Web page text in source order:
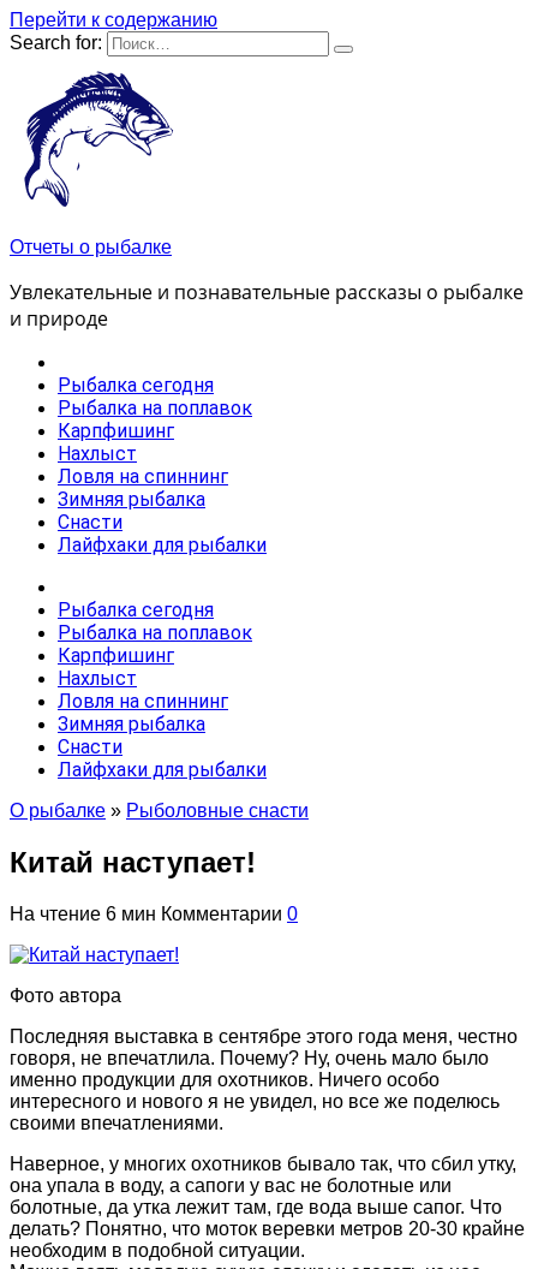
Перейти к содержанию
Search for:
Отчеты о рыбалке
Увлекательные и познавательные рассказы о рыбалке
и природе
Рыбалка сегодня
Рыбалка на поплавок
Карпфишинг
Нахлыст
Ловля на спиннинг
Зимняя рыбалка
Снасти
Лайфхаки для рыбалки
Рыбалка сегодня
Рыбалка на поплавок
Карпфишинг
Нахлыст
Ловля на спиннинг
Зимняя рыбалка
Снасти
Лайфхаки для рыбалки
О рыбалке » Рыболовные снасти
Китай наступает!
На чтение 6 мин Комментарии 0
Фото автора
Последняя выставка в сентябре этого года меня, честно
говоря, не впечатлила. Почему? Ну, очень мало было
именно продукции для охотников. Ничего особо
интересного и нового я не увидел, но все же поделюсь
своими впечатлениями.
Наверное, у многих охотников бывало так, что сбил утку,
она упала в воду, а сапоги у вас не болотные или
болотные, да утка лежит там, где вода выше сапог. Что
делать? Понятно, что моток веревки метров 20-30 крайне
необходим в подобной ситуации.